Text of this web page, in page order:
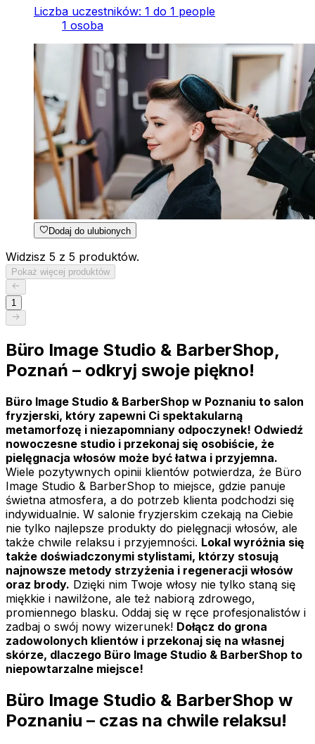
Liczba uczestników: 1 do 1 people
1 osoba
Dodaj do ulubionych
Widzisz 5 z 5 produktów.
Pokaż więcej produktów
1
Büro Image Studio & BarberShop,
Poznań – odkryj swoje piękno!
Büro Image Studio & BarberShop w Poznaniu to salon
fryzjerski, który zapewni Ci spektakularną
metamorfozę i niezapomniany odpoczynek! Odwiedź
nowoczesne studio i przekonaj się osobiście, że
pielęgnacja włosów może być łatwa i przyjemna.
Wiele pozytywnych opinii klientów potwierdza, że Büro
Image Studio & BarberShop to miejsce, gdzie panuje
świetna atmosfera, a do potrzeb klienta podchodzi się
indywidualnie. W salonie fryzjerskim czekają na Ciebie
nie tylko najlepsze produkty do pielęgnacji włosów, ale
także chwile relaksu i przyjemności. Lokal wyróżnia się
także doświadczonymi stylistami, którzy stosują
najnowsze metody strzyżenia i regeneracji włosów
oraz brody. Dzięki nim Twoje włosy nie tylko staną się
miękkie i nawilżone, ale też nabiorą zdrowego,
promiennego blasku. Oddaj się w ręce profesjonalistów i
zadbaj o swój nowy wizerunek! Dołącz do grona
zadowolonych klientów i przekonaj się na własnej
skórze, dlaczego Büro Image Studio & BarberShop to
niepowtarzalne miejsce!
Büro Image Studio & BarberShop w
Poznaniu – czas na chwile relaksu!